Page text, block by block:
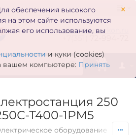
×
обеспечения высокого
на этом сайте используются
его использование, вы
и куки (cookies)
вашем компьютере: Принять
zakaz@inmarkon.ru
0
250
Т400-1РМ5
оборудование